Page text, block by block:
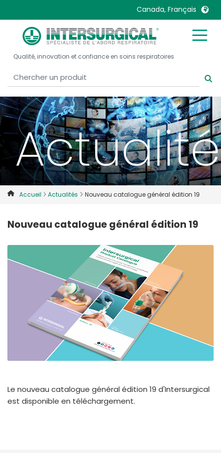
Canada, Français
United Kingdom
United States
Australia
Belgique, Français
Canada, English
Canada, Français
China
Colombia
Denmark
España
Italia
Malaysia
Mexico
Nederlands
Norway
Portugal
Russia
Turkey
International English
Qualité, innovation et confiance en soins respiratoires
Accueil Actualités Nouveau catalogue général édition 19
Nouveau catalogue général édition 19
Le nouveau catalogue général édition 19 d'Intersurgical
est disponible en téléchargement.